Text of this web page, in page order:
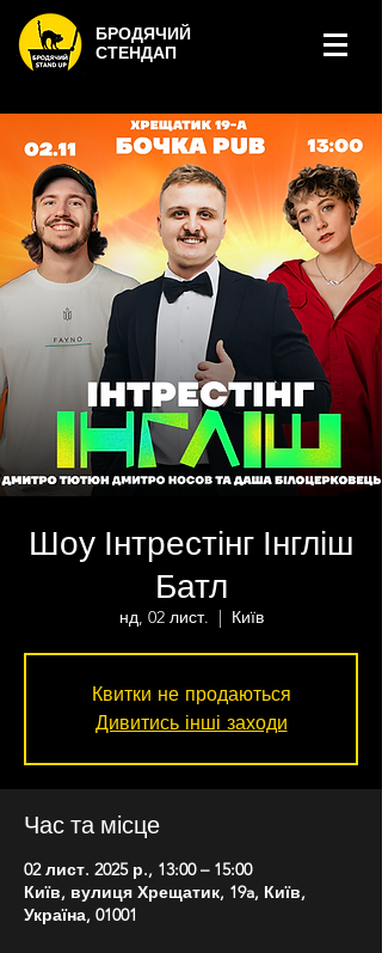
БРОДЯЧИЙ
СТЕНДАП
Шоу Інтрестінг Інгліш
Батл
нд, 02 лист.
  |
Київ
Квитки не продаються
Дивитись інші заходи
Час та місце
02 лист. 2025 р., 13:00 – 15:00
Київ, вулиця Хрещатик, 19a, Київ,
Україна, 01001